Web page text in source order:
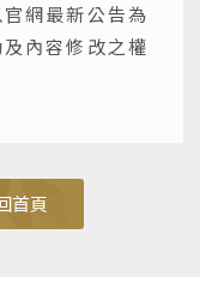
網最新公告為
內容修改之權
首頁